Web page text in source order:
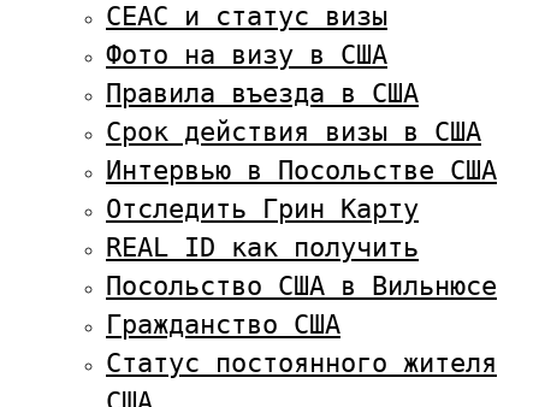
CEAC и статус визы
Фото на визу в США
Правила въезда в США
Срок действия визы в США
Интервью в Посольстве США
Отследить Грин Карту
REAL ID как получить
Посольство США в Вильнюсе
Гражданство США
Статус постоянного жителя